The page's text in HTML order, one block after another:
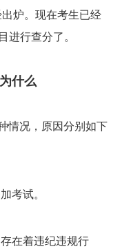
炉。现在考生已经
进行查分了。
什么
情况，原因分别如下
考试。
在着违纪违规行